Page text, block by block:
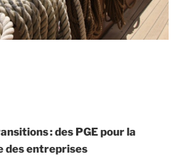
: des PGE pour la
des entreprises